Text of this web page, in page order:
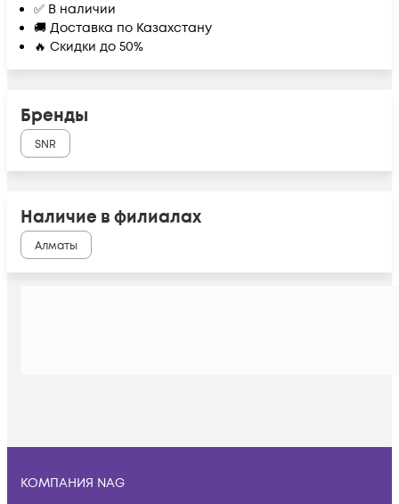
✅ В наличии
🚚 Доставка по Казахстану
🔥 Скидки до 50%
Бренды
SNR
Наличие в филиалах
Алматы
КОМПАНИЯ NAG